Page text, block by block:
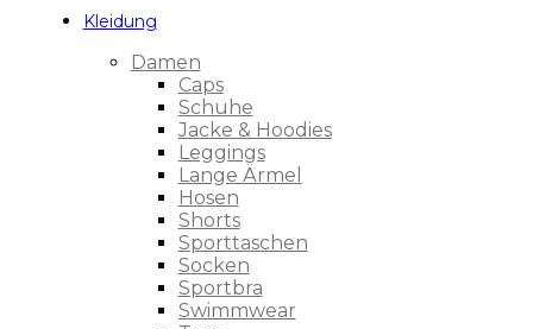
Kleidung
Damen
Caps
Schuhe
Jacke & Hoodies
Leggings
Lange Ärmel
Hosen
Shorts
Sporttaschen
Socken
Sportbra
Swimmwear